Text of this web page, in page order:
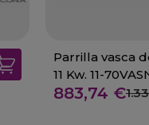
Parrilla vasca
11 Kw. 11-
883,74 €